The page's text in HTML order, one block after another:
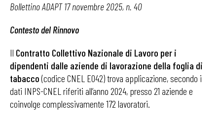
Bollettino ADAPT 17 novembre 2025, n. 40
Contesto del Rinnovo
Il Contratto Collettivo Nazionale di Lavoro per i
dipendenti dalle aziende di lavorazione della foglia di
tabacco(codice CNEL E042) trova applicazione, secondo i
dati INPS-CNEL riferiti all’anno 2024, presso 21 aziende e
coinvolge complessivamente 172 lavoratori.